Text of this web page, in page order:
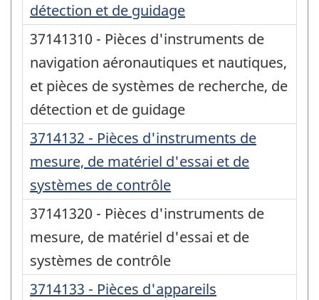
détection et de guidage
37141310 - Pièces d'instruments de
navigation aéronautiques et nautiques,
et pièces de systèmes de recherche, de
détection et de guidage
3714132 - Pièces d'instruments de
mesure, de matériel d'essai et de
systèmes de contrôle
37141320 - Pièces d'instruments de
mesure, de matériel d'essai et de
systèmes de contrôle
3714133 - Pièces d'appareils